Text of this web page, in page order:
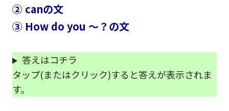
② canの文
③ How do you ～？の文
答えはコチラ
タップ(またはクリック)すると答えが表示されま
す。